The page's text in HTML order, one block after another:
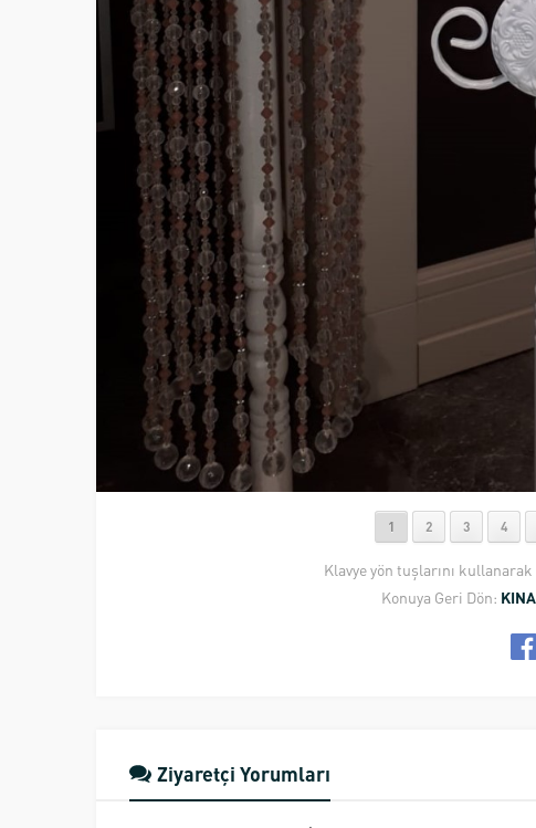
1 2 3 4
Klavye yön tuşlarını
Konuya Geri Dön:
Ziyaretçi Yorumları